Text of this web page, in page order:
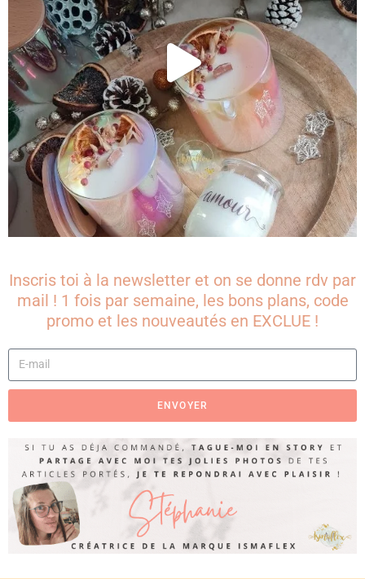
Inscris toi à la newsletter et on se donne rdv par
mail ! 1 fois par semaine, les bons plans, code
promo et les nouveautés en EXCLUE !
ENVOYER